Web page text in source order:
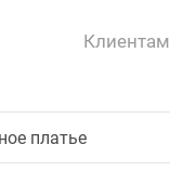
Клиентам